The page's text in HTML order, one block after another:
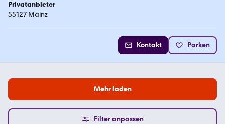
Privatanbieter
55127 Mainz
Kontakt Parken
Mehr laden
Filter anpassen